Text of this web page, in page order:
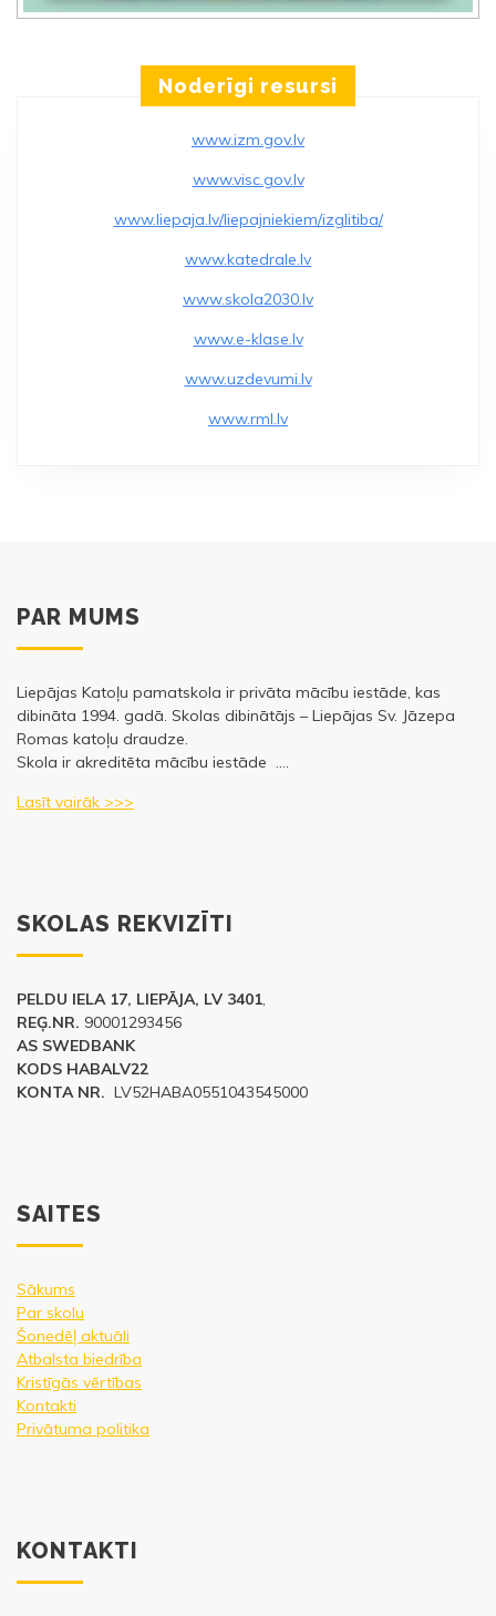
Noderīgi resursi
www.izm.gov.lv
www.visc.gov.lv
www.liepaja.lv/liepajniekiem/izglitiba/
www.katedrale.lv
www.skola2030.lv
www.e-klase.lv
www.uzdevumi.lv
www.rml.lv
PAR MUMS
Liepājas Katoļu pamatskola ir privāta mācību iestāde, kas
dibināta 1994. gadā. Skolas dibinātājs – Liepājas Sv. Jāzepa
Romas katoļu draudze.
Skola ir akreditēta mācību iestāde ….
Lasīt vairāk >>>
SKOLAS REKVIZĪTI
PELDU IELA 17, LIEPĀJA, LV 3401,
REĢ.NR. 90001293456
AS SWEDBANK
KODS HABALV22
KONTA NR. LV52HABA0551043545000
SAITES
Sākums
Par skolu
Šonedēļ aktuāli
Atbalsta biedrība
Kristīgās vērtības
Kontakti
Privātuma politika
KONTAKTI